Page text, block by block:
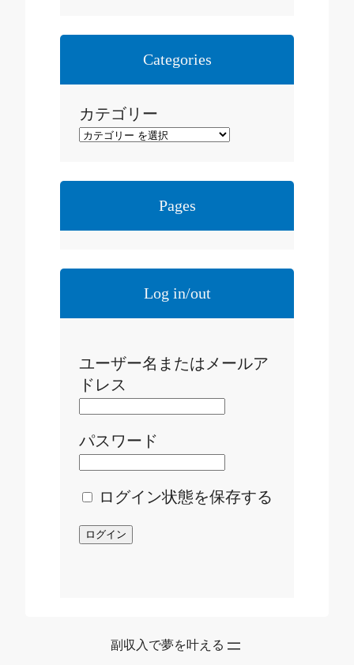
カ
Categories
カテゴリー
Pages
Log in/out
ユーザー名またはメールア
ドレス
パスワード
ログイン状態を保存する
副収入で夢を叶える